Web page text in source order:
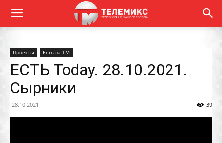
Проекты Есть на ТМ
ЕСТЬ Today. 28.10.2021.
Сырники
28.10.2021 39